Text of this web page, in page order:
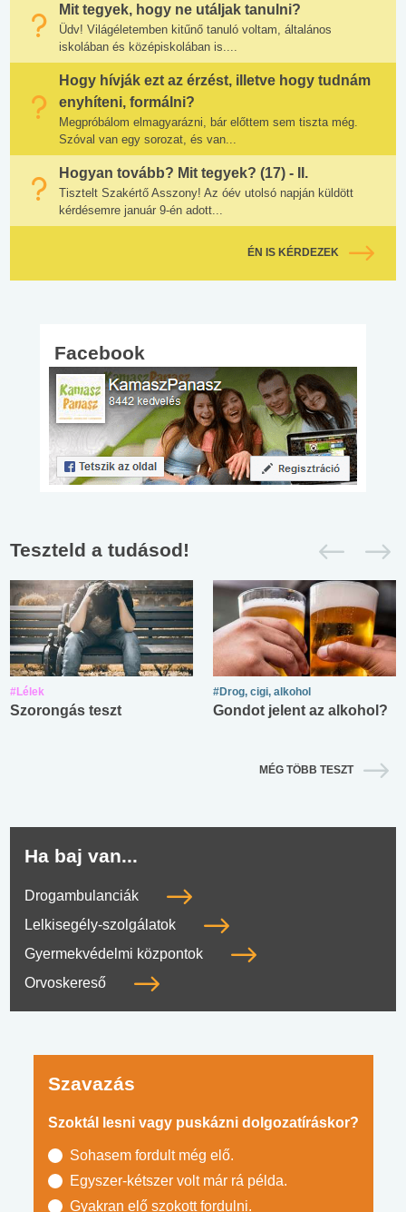
Mit tegyek, hogy ne utáljak tanulni?
Üdv! Világéletemben kitűnő tanuló voltam, általános
iskolában és középiskolában is....
Hogy hívják ezt az érzést, illetve hogy tudnám
enyhíteni, formálni?
Megpróbálom elmagyarázni, bár előttem sem tiszta még.
Szóval van egy sorozat, és van...
Hogyan tovább? Mit tegyek? (17) - II.
Tisztelt Szakértő Asszony! Az óév utolsó napján küldött
kérdésemre január 9-én adott...
ÉN IS KÉRDEZEK
Facebook
Teszteld a tudásod!
#Lélek
Szorongás teszt
#Drog, cigi, alkohol
Gondot jelent az alkohol?
MÉG TÖBB TESZT
Ha baj van...
Drogambulanciák
Lelkisegély-szolgálatok
Gyermekvédelmi központok
Orvoskereső
Szavazás
Szoktál lesni vagy puskázni dolgozatíráskor?
Sohasem fordult még elő.
Egyszer-kétszer volt már rá példa.
Gyakran elő szokott fordulni.